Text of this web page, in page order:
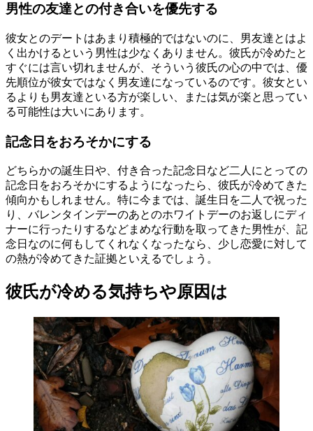
男性の友達との付き合いを優先する
彼女とのデートはあまり積極的ではないのに、男友達とはよ
く出かけるという男性は少なくありません。彼氏が冷めたと
すぐには言い切れませんが、そういう彼氏の心の中では、優
先順位が彼女ではなく男友達になっているのです。彼女とい
るよりも男友達といる方が楽しい、または気が楽と思ってい
る可能性は大いにあります。
記念日をおろそかにする
どちらかの誕生日や、付き合った記念日など二人にとっての
記念日をおろそかにするようになったら、彼氏が冷めてきた
傾向かもしれません。特に今までは、誕生日を二人で祝った
り、バレンタインデーのあとのホワイトデーのお返しにディ
ナーに行ったりするなどまめな行動を取ってきた男性が、記
念日なのに何もしてくれなくなったなら、少し恋愛に対して
の熱が冷めてきた証拠といえるでしょう。
彼氏が冷める気持ちや原因は